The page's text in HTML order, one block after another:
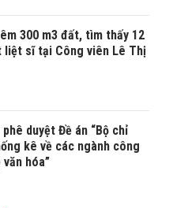
300 m3 đất, tìm thấy 12
liệt sĩ tại Công viên Lê Thị
phê duyệt Đề án “Bộ chỉ
kê về các ngành công
văn hóa”